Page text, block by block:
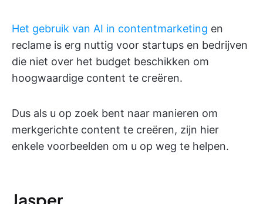
Het gebruik van AI in contentmarketing en
reclame is erg nuttig voor startups en bedrijven
die niet over het budget beschikken om
hoogwaardige content te creëren.
Dus als u op zoek bent naar manieren om
merkgerichte content te creëren, zijn hier
enkele voorbeelden om u op weg te helpen.
Jasper